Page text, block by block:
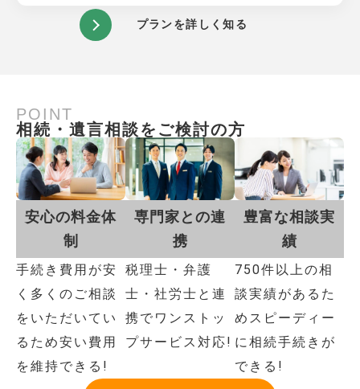
プランを詳しく知る
POINT
相続・遺言相談をご検討の方
安心の料金体
制
手続き費用が安
く多くのご相談
をいただいてい
るため安い費用
を維持できる!
専門家との連
携
税理士・弁護
士・社労士と連
携でワンストッ
プサービス対応!
豊富な相談実
績
750件以上の相
談実績があるた
めスピーディー
に相続手続きが
できる!